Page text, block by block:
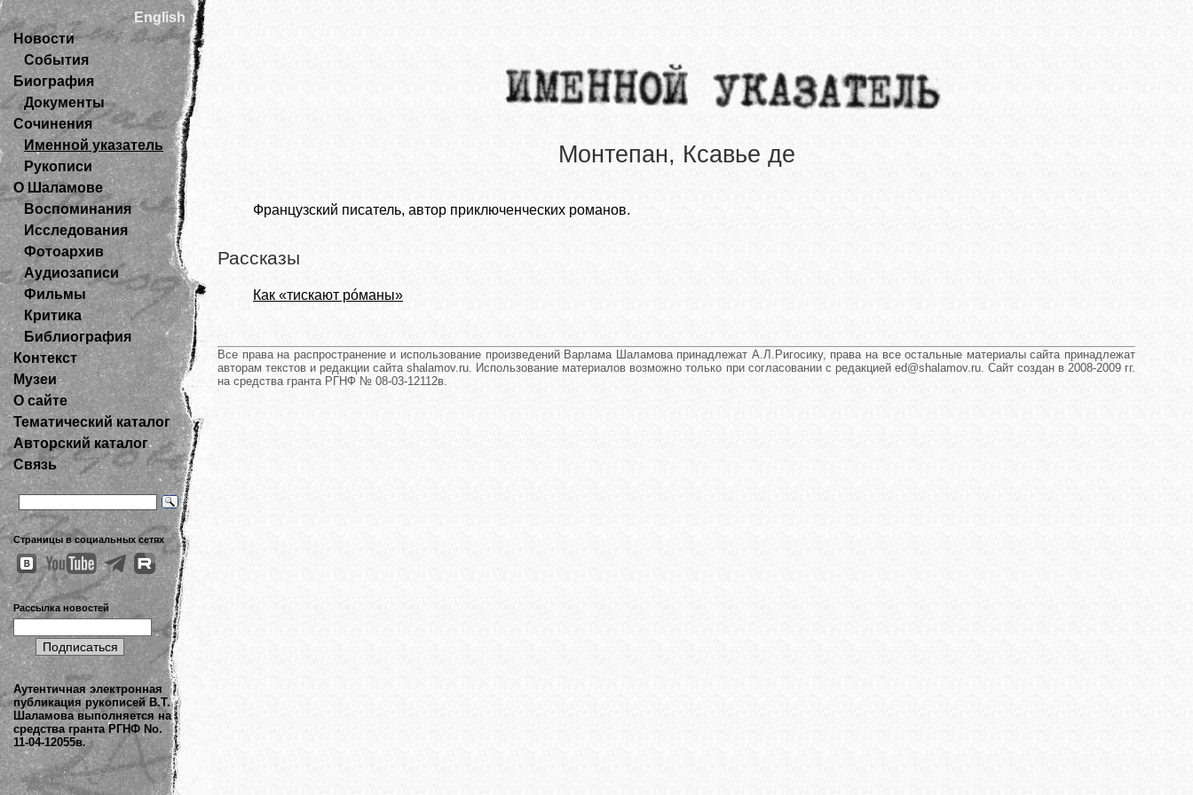
English
Новости
События
Биография
Документы
Сочинения
Именной указатель
Рукописи
О Шаламове
Воспоминания
Исследования
Фотоархив
Аудиозаписи
Фильмы
Критика
Библиография
Контекст
Музеи
О сайте
Тематический каталог
Авторский каталог
Связь
Страницы в социальных сетях
Рассылка новостей
Аутентичная электронная
публикация рукописей В.Т.
Шаламова выполняется на
средства гранта РГНФ No.
11-04-12055в.
Монтепан, Ксавье де
Французский писатель, автор приключенческих романов.
Рассказы
Как «тискают рóманы»
Все права на распространение и использование произведений Варлама Шаламова принадлежат А.Л.Ригосику, права на все остальные материалы сайта принадлежат
авторам текстов и редакции сайта shalamov.ru. Использование материалов возможно только при согласовании с редакцией ed@shalamov.ru. Сайт создан в 2008-2009 гг.
на средства гранта РГНФ № 08-03-12112в.